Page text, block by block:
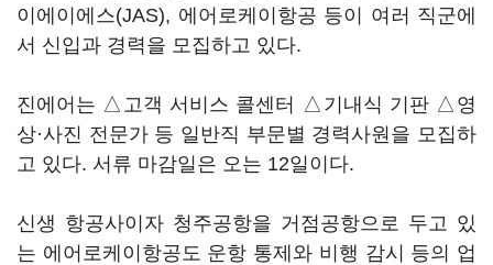
이에이에스(JAS), 에어로케이항공 등이 여러 직군에
서 신입과 경력을 모집하고 있다.
진에어는 △고객 서비스 콜센터 △기내식 기판 △영
상·사진 전문가 등 일반직 부문별 경력사원을 모집하
고 있다. 서류 마감일은 오는 12일이다.
신생 항공사이자 청주공항을 거점공항으로 두고 있
는 에어로케이항공도 운항 통제와 비행 감시 등의 업